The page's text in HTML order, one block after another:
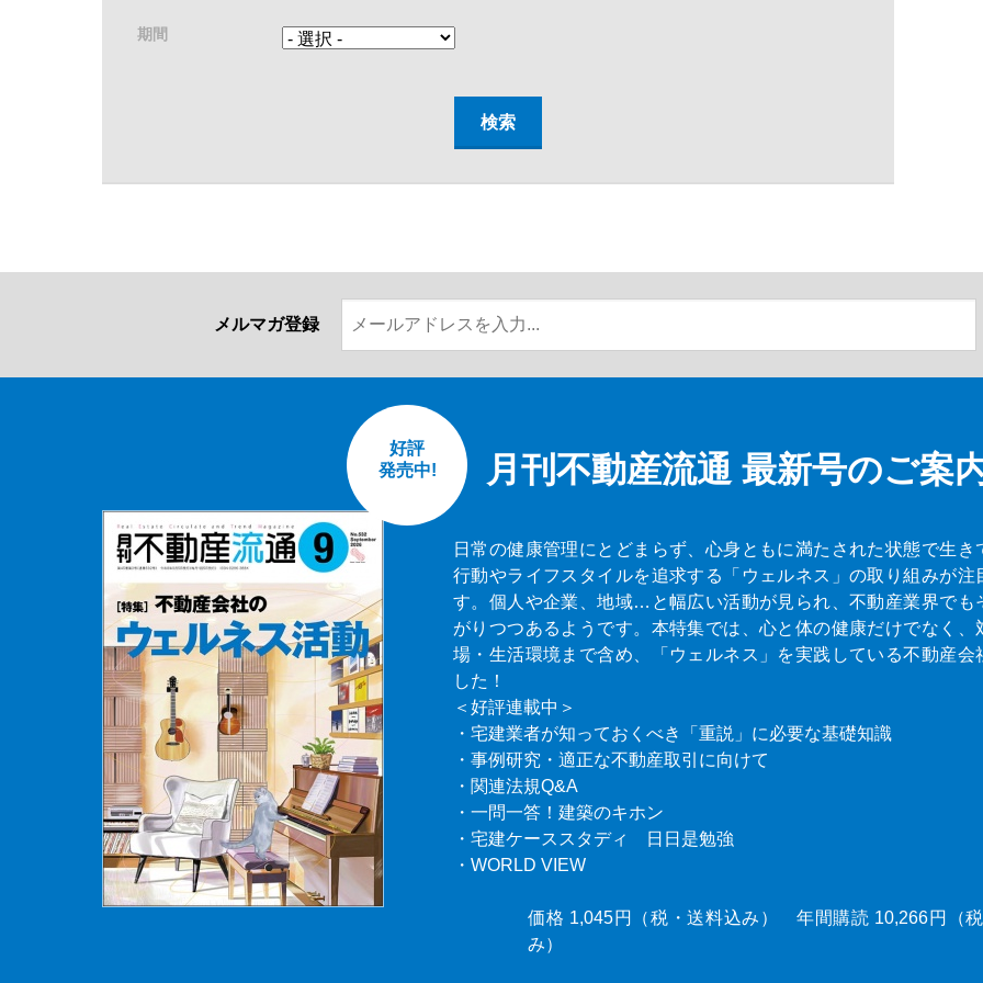
期間
メルマガ登録
月刊不動産流通 最新号のご案
好評
発売中!
日常の健康管理にとどまらず、心身ともに満たされた状態で生き
行動やライフスタイルを追求する「ウェルネス」の取り組みが注
す。個人や企業、地域…と幅広い活動が見られ、不動産業界でも
がりつつあるようです。本特集では、心と体の健康だけでなく、
場・生活環境まで含め、「ウェルネス」を実践している不動産会
した！
＜好評連載中＞
・宅建業者が知っておくべき「重説」に必要な基礎知識
・事例研究・適正な不動産取引に向けて
・関連法規Q&A
・一問一答！建築のキホン
・宅建ケーススタディ 日日是勉強
・WORLD VIEW
価格 1,045円（税・送料込み） 年間購読 10,266円（
み）